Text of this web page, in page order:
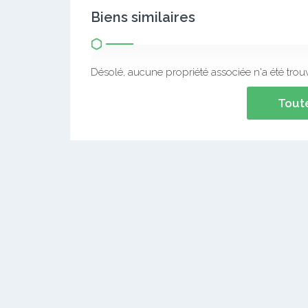
Biens similaires
Désolé, aucune propriété associée n'a été